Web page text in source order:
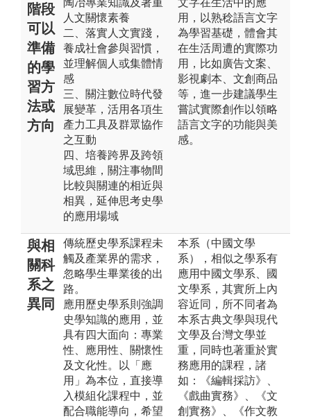
階段
可以
準備
的學
習方
法或
方向
人文關懷素養
二、落實人文實踐，
養成社會參與習慣，
並理解個人或集體情
感
三、關注數位時代發
展變革，活用各項生
產力工具及群眾協作
之互動
四、培養跨界及跨領
域思維，關注事物間
比較與關連的相近與
相異，延伸思考史學
的應用場域
用，以熟稔語言文字
為學習基礎，體會其
在生活周遭的實際功
用，比如廣告文案、
影視劇本、文創商品
等，進一步建議學生
嘗試實際創作以領略
語言文字的功能與美
感。
與相
關科
系之
異同
傳統歷史學系課程未
觸及產業界的需求，
忽略學生畢業後的出
路。
應用歷史學系則強調
史學知識的應用，並
具有四大面向：專業
性、應用性、關懷性
及文化性。以「應
用」為本位，直接導
入模組化課程中，並
配合職能導向，希望
本系（中國文學
系），相似之學系有
應用中國文學系、國
文學系，其實所上內
容近同，所不同者為
本系古典文學與現代
文學及台灣文學並
重，同時也著重於實
務應用的課程，諸
如：《編輯採訪》、
《戲曲實務》、《文
創實務》、《作文教